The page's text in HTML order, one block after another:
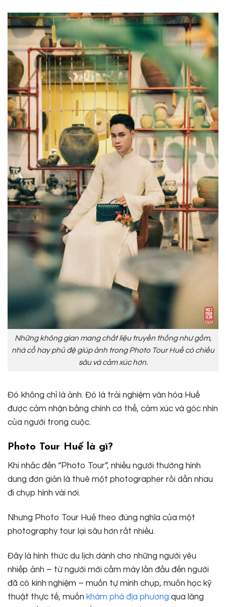
Những không gian mang chất liệu truyền thống như gốm,
nhà cổ hay phủ đệ giúp ảnh trong Photo Tour Huế có chiều
sâu và cảm xúc hơn.
Đó không chỉ là ảnh. Đó là trải nghiệm văn hóa Huế
được cảm nhận bằng chính cơ thể, cảm xúc và góc nhìn
của người trong cuộc.
Photo Tour Huế là gì?
Khi nhắc đến “Photo Tour”, nhiều người thường hình
dung đơn giản là thuê một photographer rồi dẫn nhau
đi chụp hình vài nơi.
Nhưng Photo Tour Huế theo đúng nghĩa của một
photography tour lại sâu hơn rất nhiều.
Đây là hình thức du lịch dành cho những người yêu
nhiếp ảnh – từ người mới cầm máy lần đầu đến người
đã có kinh nghiệm – muốn tự mình chụp, muốn học kỹ
thuật thực tế, muốn khám phá địa phương qua lăng